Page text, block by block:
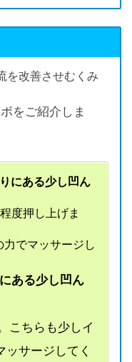
を改善させむくみ
をご紹介しま
にある少し凹ん
度押し上げま
でマッサージし
ある少し凹ん
こちらも少しイ
サージしてく